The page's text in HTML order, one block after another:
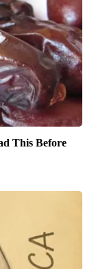
This Before